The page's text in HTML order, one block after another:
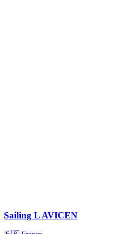
Sailing L AVICEN